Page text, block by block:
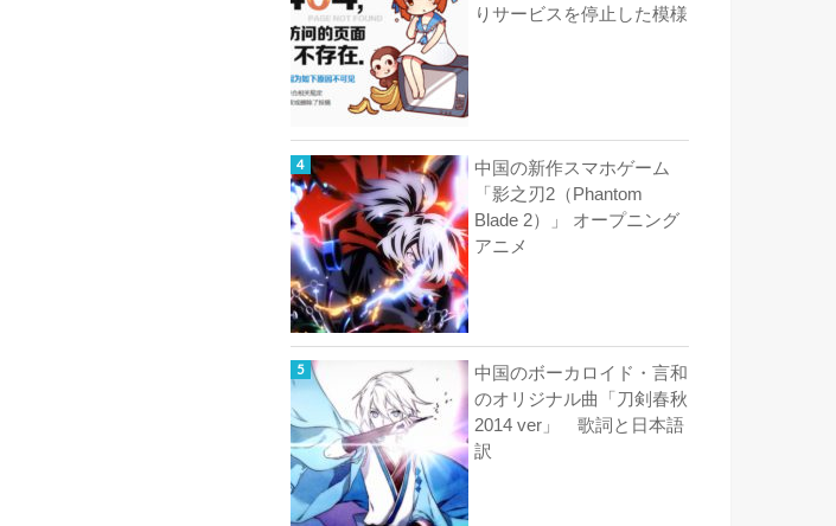
りサービスを停止した模様
中国の新作スマホゲーム
「影之刃2（Phantom
Blade 2）」 オープニング
アニメ
中国のボーカロイド・言和
のオリジナル曲「刀剣春秋
2014 ver」 歌詞と日本語
訳